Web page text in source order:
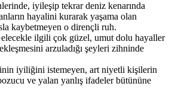
iyileşip tekrar deniz kenarında
hayalini kurarak yaşama olan
kaybetmeyen o dirençli ruh.
ilgili çok güzel, umut dolu hayaller
arzuladığı şeyleri zihninde
iyiliğini istemeyen, art niyetli kişilerin
ve yalan yanlış ifadeler bütününe